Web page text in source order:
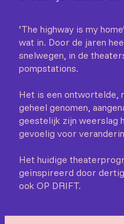
‘The highway is my
wat in. Door de jaren
snelwegen, in de
pompstations.
Het is een ontwortelde,
geheel genomen,
geestelijk zijn weerslag
gevoelig voor
Het huidige
geïnspireerd door
ook OP DRIFT.